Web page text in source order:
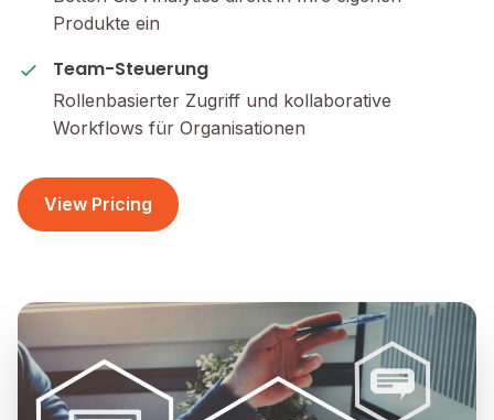
Produkte ein
Team-Steuerung
Rollenbasierter Zugriff und kollaborative
Workflows für Organisationen
View Pricing